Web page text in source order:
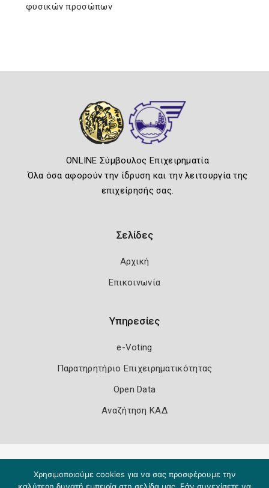
φυσικών προσώπων
ONLINE Σύμβουλος Επιχειρηματία
Όλα όσα αφορούν την ίδρυση και την λειτουργία της
επιχείρησής σας.
Σελίδες
Αρχική
Επικοινωνία
Υπηρεσίες
e-Voting
Παρατηρητήριο Επιχειρηματικότητας
Open Data
Αναζήτηση ΚΑΔ
Χρησιμοποιούμε cookies για να σας προσφέρουμε την
Copyright 2026 Knowledge A.E.